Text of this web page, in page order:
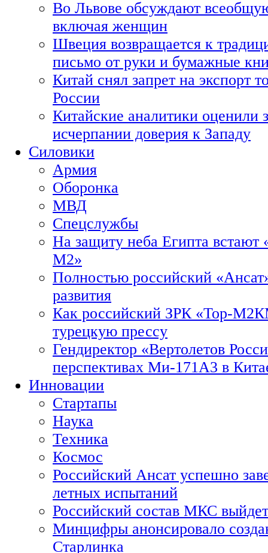
Во Львове обсуждают
включая женщин
Швеция возвращается к
письмо от руки и бумажные
Китай снял запрет на экспорт
России
Китайские аналитики оценили
исчерпании доверия к Западу
Силовики
Армия
Оборонка
МВД
Спецслужбы
На защиту неба Египта встают
М2»
Полностью российский
развития
Как российский ЗРК «Тор-
турецкую прессу
Гендиректор «Вертолетов
перспективах Ми-171А3 в
Инновации
Стартапы
Наука
Техника
Космос
Российский Ансат успешно
летных испытаний
Российский состав МКС
Минцифры анонсировало
Старлинка